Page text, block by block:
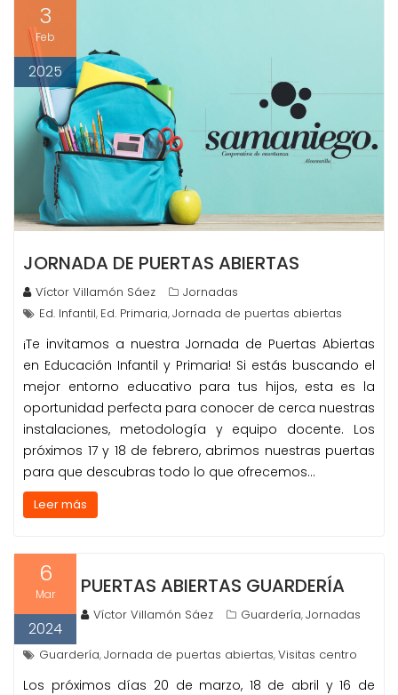
3
Feb
2025
JORNADA DE PUERTAS ABIERTAS
Víctor Villamón Sáez
Jornadas
Ed. Infantil, Ed. Primaria,Jornada de puertas abiertas
¡Te invitamos a nuestra Jornada de Puertas Abiertas
en Educación Infantil y Primaria! Si estás buscando el
mejor entorno educativo para tus hijos, esta es la
oportunidad perfecta para conocer de cerca nuestras
instalaciones, metodología y equipo docente. Los
próximos 17 y 18 de febrero, abrimos nuestras puertas
para que descubras todo lo que ofrecemos…
Leer más
6
Mar
2024
PUERTAS ABIERTAS GUARDERÍA
Víctor Villamón Sáez Guardería,Jornadas
Guardería,Jornada de puertas abiertas,Visitas centro
Los próximos días 20 de marzo, 18 de abril y 16 de